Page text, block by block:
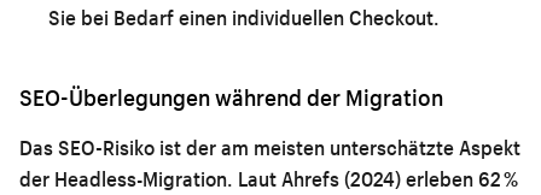
Sie bei Bedarf einen individuellen Checkout.
SEO-Überlegungen während der Migration
Das SEO-Risiko ist der am meisten unterschätzte Aspekt
der Headless-Migration. Laut Ahrefs (2024) erleben 62 %